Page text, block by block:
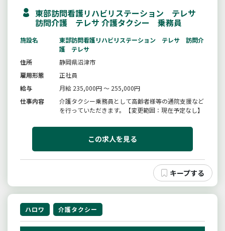
東部訪問看護リハビリステーション テレサ
訪問介護 テレサ 介護タクシー 乗務員
施設名
東部訪問看護リハビリステーション テレサ 訪問介
護 テレサ
住所
静岡県沼津市
雇用形態
正社員
給与
月給 235,000円 ～ 255,000円
仕事内容
介護タクシー乗務員として高齢者様等の通院支援など
を行っていただきます。【変更範囲：現在予定なし】
この求人を見る
ハロワ 介護タクシー